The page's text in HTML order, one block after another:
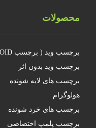
محصولات
برچسب وید ( برچسب VOID )
برچسب وید بدون اثر
برچسب های لایه شونده
هولوگرام
برچسب های خرد شونده
برچسب پلمپ اختصاصی